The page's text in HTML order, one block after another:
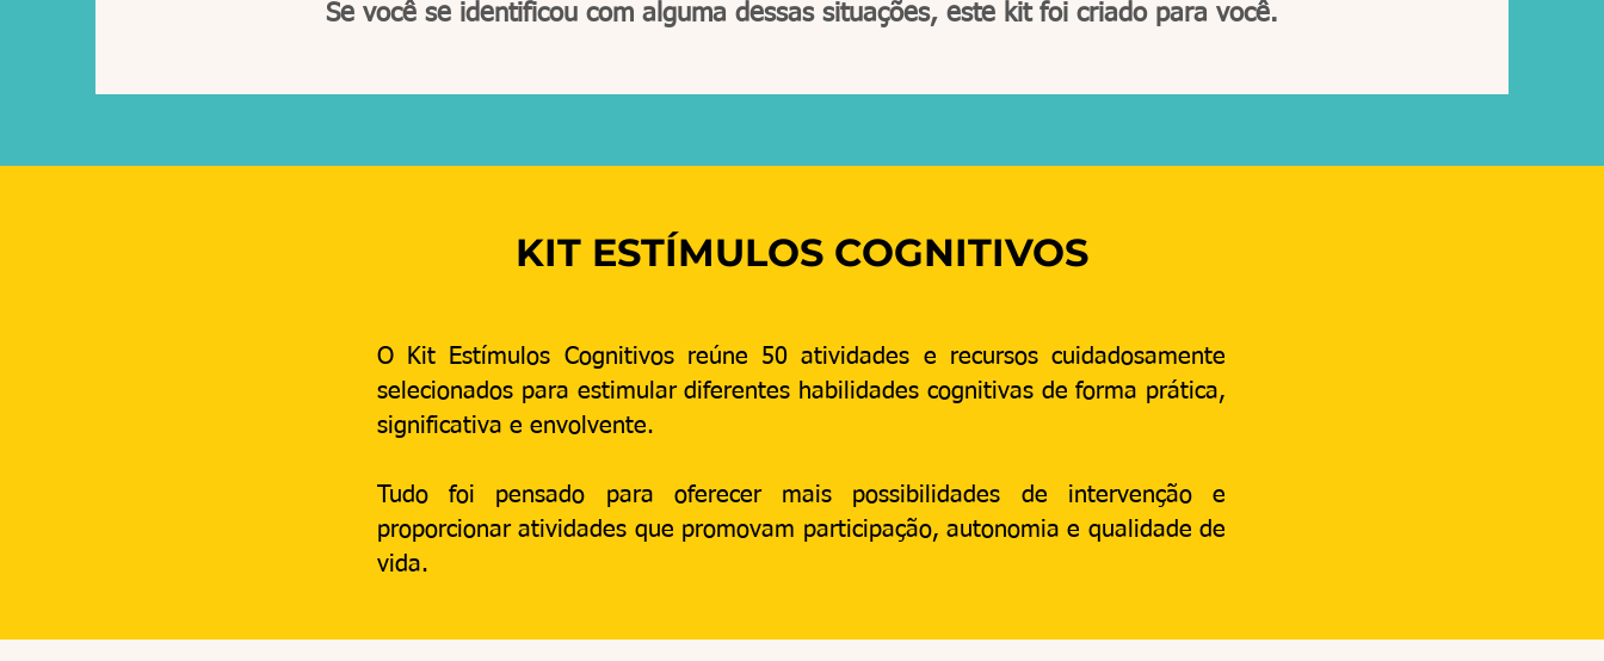
Se você se identificou com alguma dessas situações, este kit foi criado para você.
KIT ESTÍMULOS COGNITIVOS
O Kit Estímulos Cognitivos reúne 50 atividades e recursos cuidadosamente
selecionados para estimular diferentes habilidades cognitivas de forma prática,
significativa e envolvente.
Tudo foi pensado para oferecer mais possibilidades de intervenção e
proporcionar atividades que promovam participação, autonomia e qualidade de
vida.